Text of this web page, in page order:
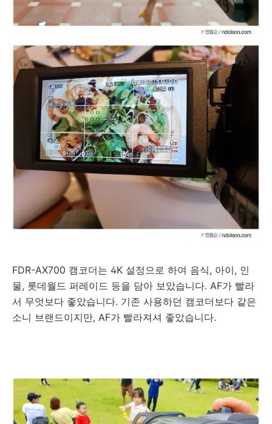
FDR-AX700 캠코더는 4K 설정으로 하여 음식, 아이, 인
물, 롯데월드 퍼레이드 등을 담아 보았습니다. AF가 빨라
서 무엇보다 좋았습니다. 기존 사용하던 캠코더보다 같은
소니 브랜드이지만, AF가 빨라져셔 좋았습니다.